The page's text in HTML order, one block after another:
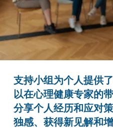
支持小组为个人提供
以在心理健康专家的
分享个人经历和应对
独感、获得新见解和增